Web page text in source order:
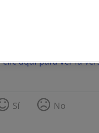
aquí para ver la
Sí No